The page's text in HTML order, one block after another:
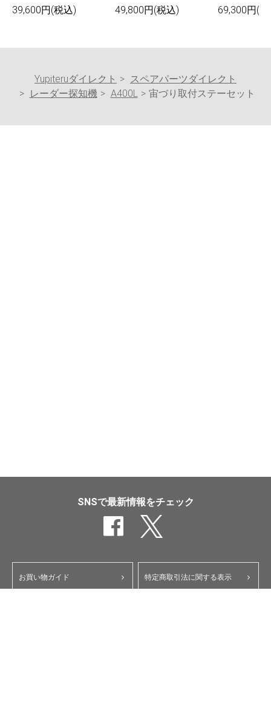
39,600円(税込) 49,800円(税込) 69,300円(
Yupiteruダイレクト
スペアパーツダイレクト
レーダー探知機
A400L 宙づり取付ステーセット
SNSで最新情報をチェック
お買い物ガイド 特定商取引法に関する表示